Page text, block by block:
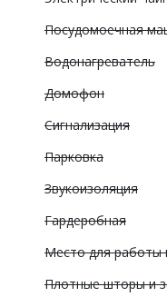
Посудомоечная
Водонагреватель
Домофон
Сигнализация
Парковка
Звукоизоляция
Гардеробная
Место для работы
Плотные шторы и